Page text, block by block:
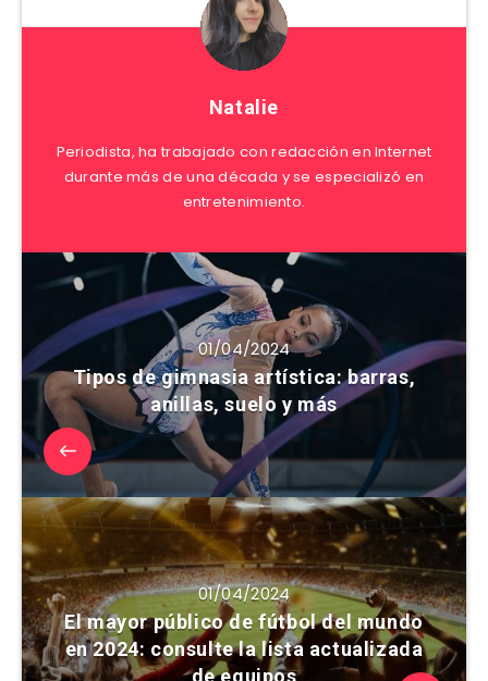
Natalie
Periodista, ha trabajado con redacción en Internet
durante más de una década y se especializó en
entretenimiento.
01/04/2024
Tipos de gimnasia artística: barras,
anillas, suelo y más
01/04/2024
El mayor público de fútbol del mundo
en 2024: consulte la lista actualizada
de equipos